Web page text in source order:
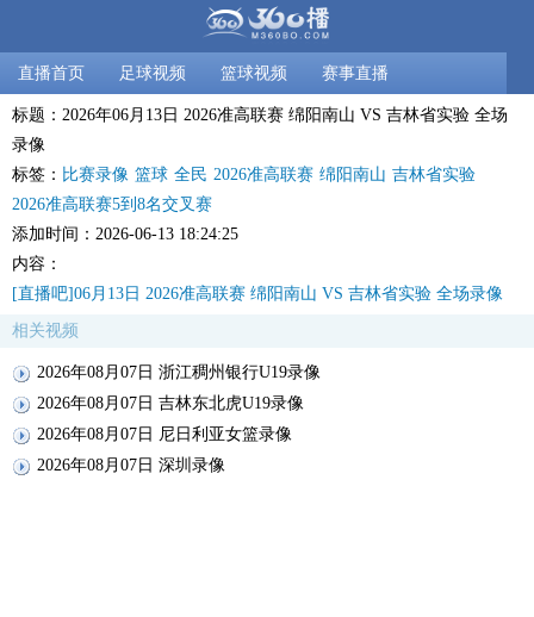
直播首页 足球视频 篮球视频 赛事直播
标题：2026年06月13日 2026准高联赛 绵阳南山 VS 吉林省实验 全场
录像
标签： 比赛录像 篮球 全民 2026准高联赛 绵阳南山 吉林省实验
2026准高联赛5到8名交叉赛
添加时间：2026-06-13 18:24:25
内容：
[直播吧]06月13日 2026准高联赛 绵阳南山 VS 吉林省实验 全场录像
相关视频
2026年08月07日 浙江稠州银行U19录像
2026年08月07日 吉林东北虎U19录像
2026年08月07日 尼日利亚女篮录像
2026年08月07日 深圳录像